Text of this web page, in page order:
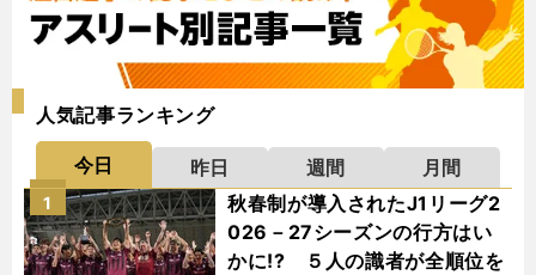
人気記事ランキング
今日 昨日 週間
月間
秋春制が導入されたJ1リーグ2
026－27シーズンの行方はい
かに!? ５人の識者が全順位を
1